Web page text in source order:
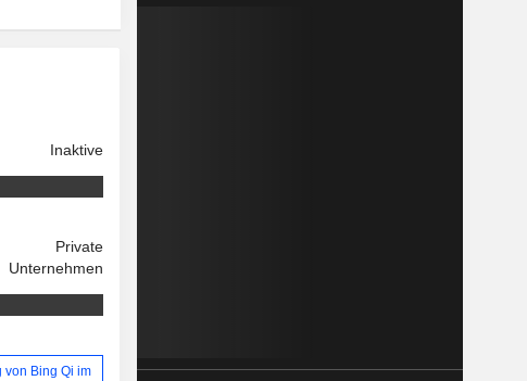
Inaktive
Private
Unternehmen
von Bing Qi im